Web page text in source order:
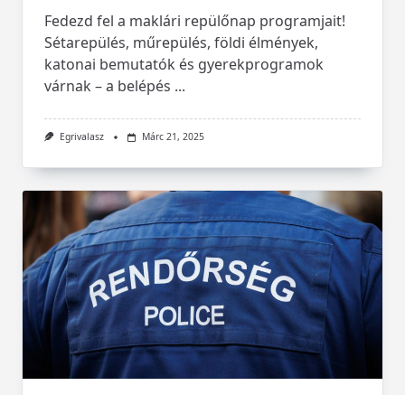
Fedezd fel a maklári repülőnap programjait!
Sétarepülés, műrepülés, földi élmények,
katonai bemutatók és gyerekprogramok
várnak – a belépés ...
Egrivalasz Márc 21, 2025